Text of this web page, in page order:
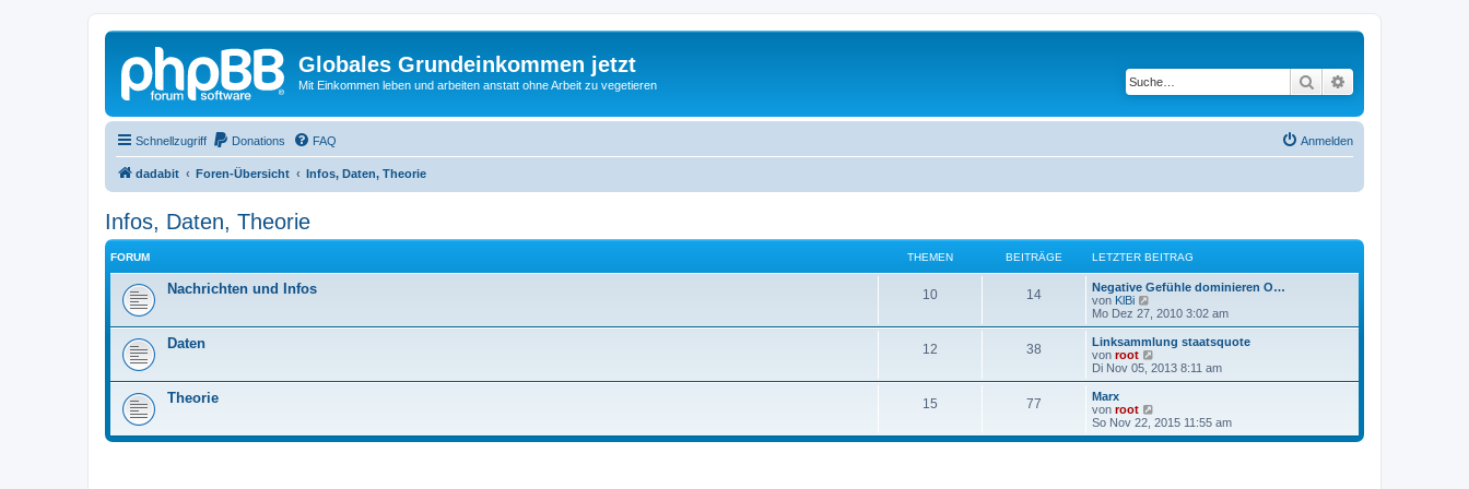
Globales Grundeinkommen jetzt
Mit Einkommen leben und arbeiten anstatt ohne Arbeit zu vegetieren Suche
Schnellzugriff Donations FAQ Anmelden
dadabit Foren-Übersicht Infos, Daten, Theorie
Infos, Daten, Theorie
FORUM THEMEN BEITRÄGE LETZTER BEITRAG
Nachrichten und Infos 10 14
Negative Gefühle dominieren O…
von KlBi
e
u
e
s
t
B
e
t
Mo Dez 27, 2010 3:02 am
Daten 12 38
Linksammlung staatsquote
von root
e
u
t
r
Di Nov 05, 2013 8:11 am
Theorie 15 77
Marx
von root
e
u
So Nov 22, 2015 11:55 am